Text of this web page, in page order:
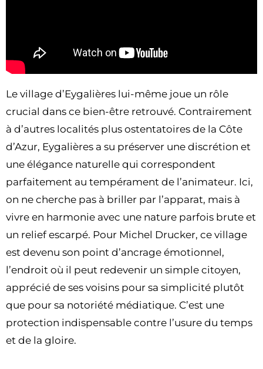
Le village d’Eygalières lui-même joue un rôle
crucial dans ce bien-être retrouvé. Contrairement
à d’autres localités plus ostentatoires de la Côte
d’Azur, Eygalières a su préserver une discrétion et
une élégance naturelle qui correspondent
parfaitement au tempérament de l’animateur. Ici,
on ne cherche pas à briller par l’apparat, mais à
vivre en harmonie avec une nature parfois brute et
un relief escarpé. Pour Michel Drucker, ce village
est devenu son point d’ancrage émotionnel,
l’endroit où il peut redevenir un simple citoyen,
apprécié de ses voisins pour sa simplicité plutôt
que pour sa notoriété médiatique. C’est une
protection indispensable contre l’usure du temps
et de la gloire.